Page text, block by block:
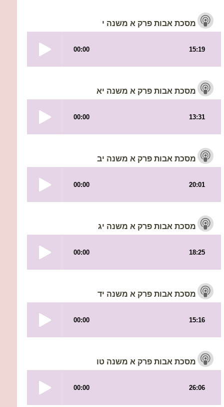
מסכת אבות פרק א משנה י
מסכת אבות פרק א משנה יא
מסכת אבות פרק א משנה יב
מסכת אבות פרק א משנה יג
מסכת אבות פרק א משנה יד
מסכת אבות פרק א משנה טו